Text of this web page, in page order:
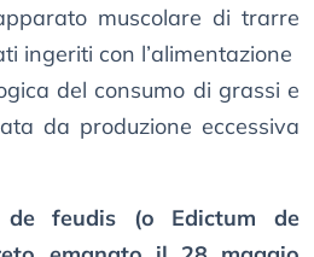
muscolare di trarre
ingeriti con l’alimentazione
del consumo di grassi e
da produzione eccessiva
de feudis (o Edictum de